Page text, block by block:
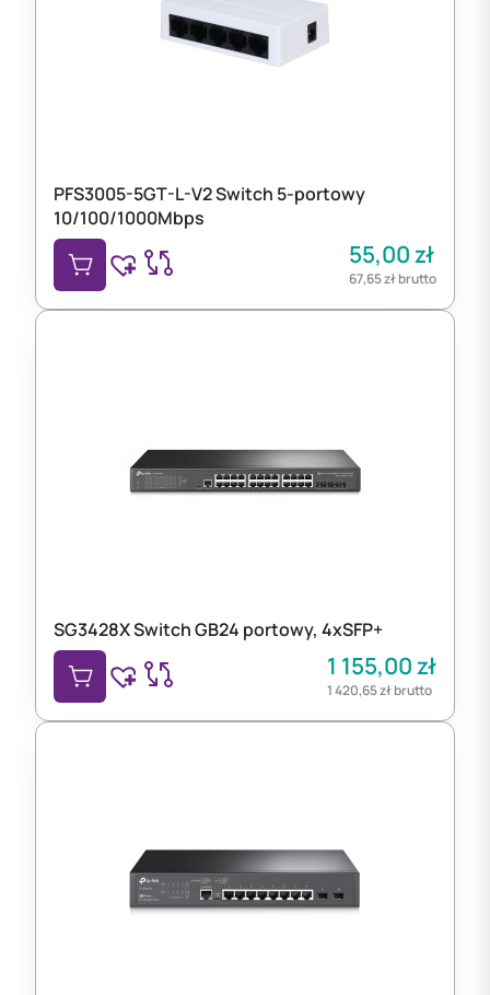
PFS3005-5GT-L-V2 Switch 5-portowy
10/100/1000Mbps
55,00zł
67,65złbrutto
SG3428X Switch GB24 portowy, 4xSFP+
1 155,00zł
1 420,65złbrutto